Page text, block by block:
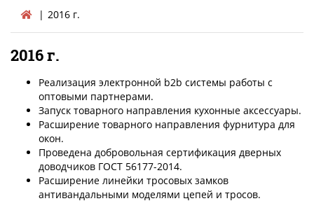
2016 г.
2016 г.
Реализация электронной b2b системы работы с
оптовыми партнерами.
Запуск товарного направления кухонные аксессуары.
Расширение товарного направления фурнитура для
окон.
Проведена добровольная сертификация дверных
доводчиков ГОСТ 56177-2014.
Расширение линейки тросовых замков
антивандальными моделями цепей и тросов.